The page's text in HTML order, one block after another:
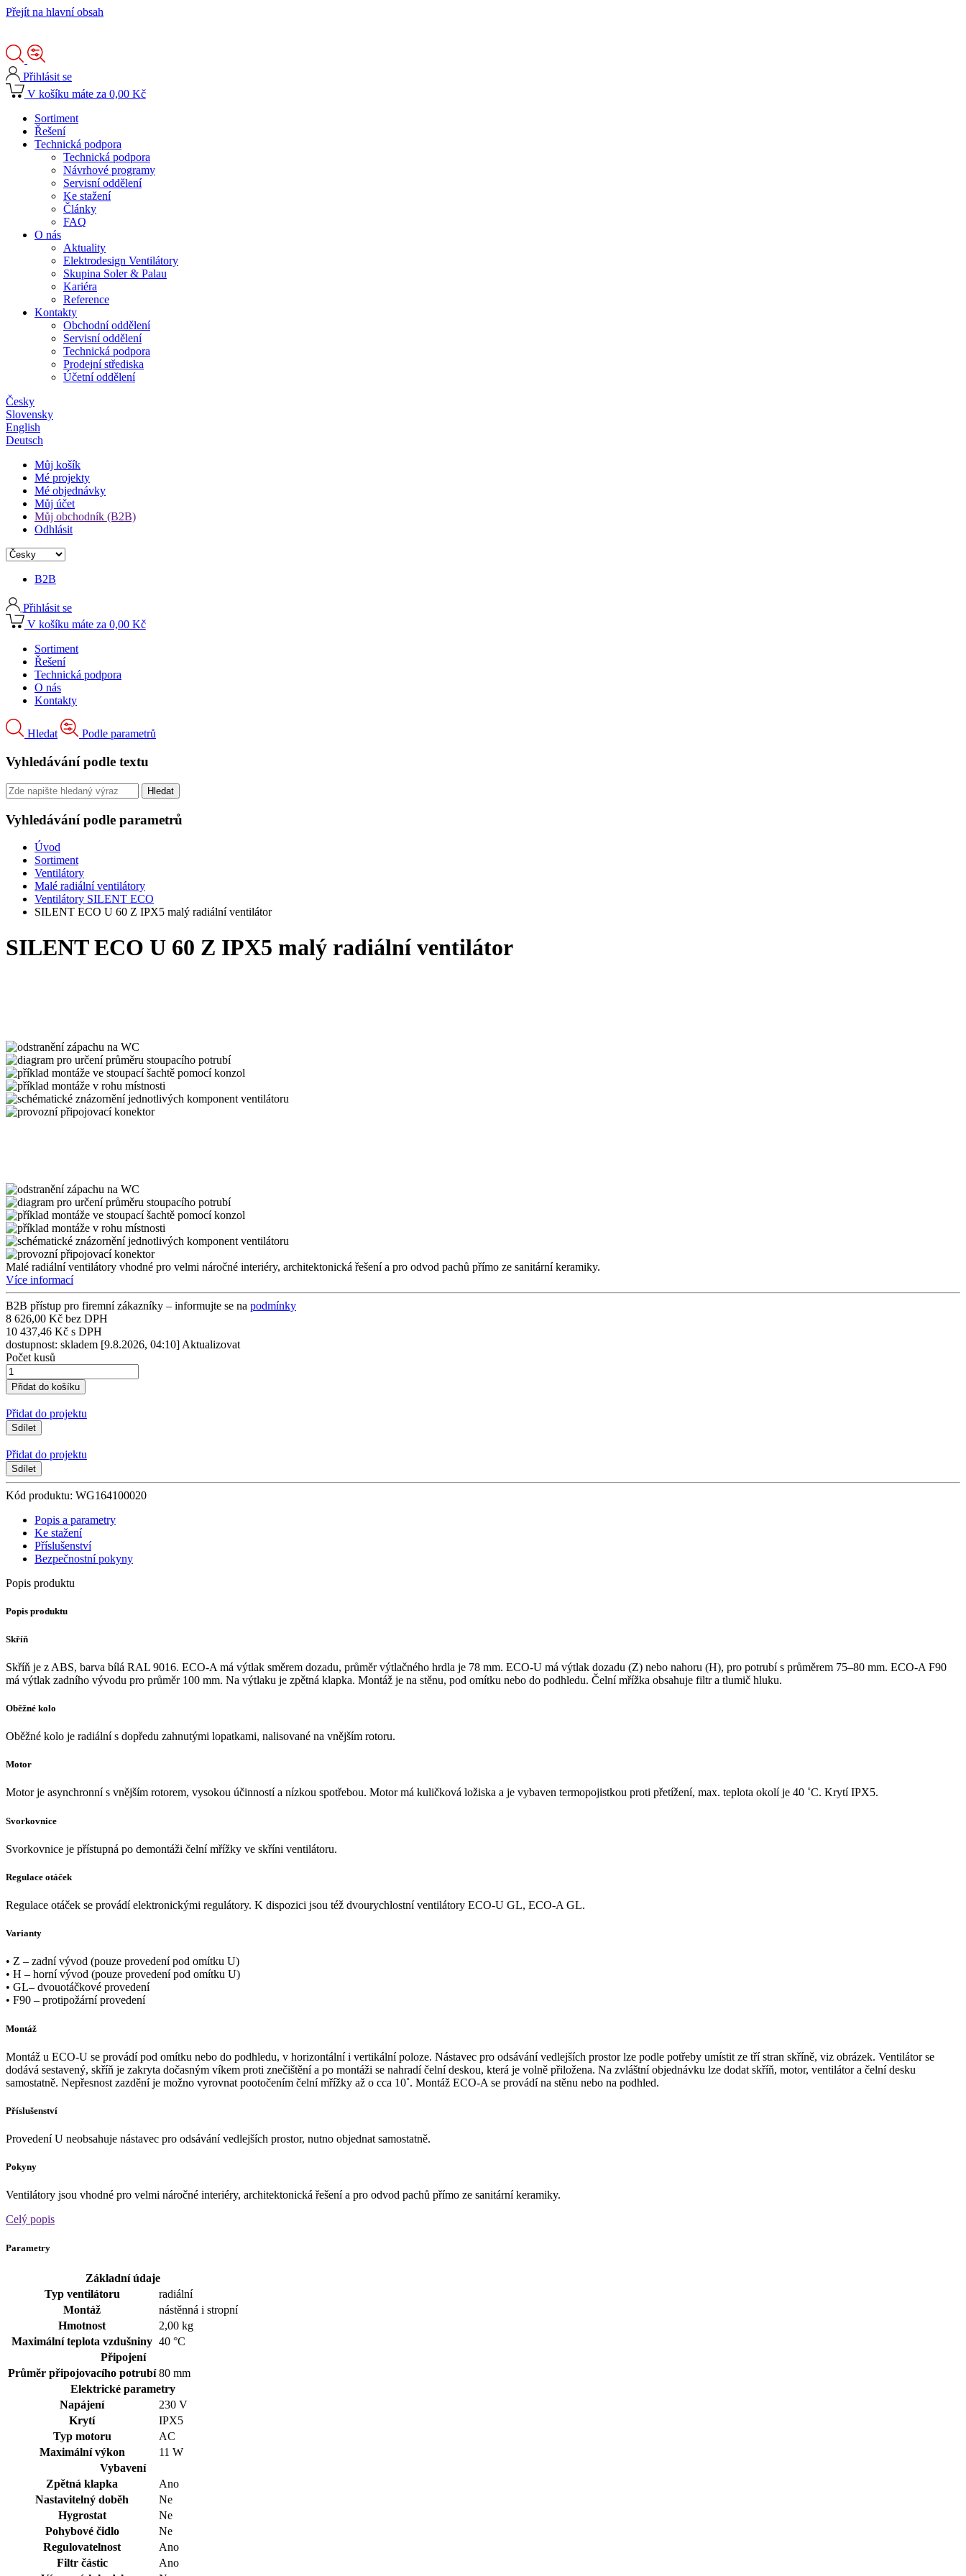
Přejít na hlavní obsah
Přihlásit se
V košíku máte za 0,00 Kč
Sortiment
Řešení
Technická podpora
Technická podpora
Návrhové programy
Servisní oddělení
Ke stažení
Články
FAQ
O nás
Aktuality
Elektrodesign Ventilátory
Skupina Soler & Palau
Kariéra
Reference
Kontakty
Obchodní oddělení
Servisní oddělení
Technická podpora
Prodejní střediska
Účetní oddělení
Česky
Slovensky
English
Deutsch
Můj košík
Mé projekty
Mé objednávky
Můj účet
Můj obchodník (B2B)
Odhlásit
B2B
Přihlásit se
V košíku máte za 0,00 Kč
Sortiment
Řešení
Technická podpora
O nás
Kontakty
Hledat Podle parametrů
Vyhledávání podle textu
Vyhledávání podle parametrů
Úvod
Sortiment
Ventilátory
Malé radiální ventilátory
Ventilátory SILENT ECO
SILENT ECO U 60 Z IPX5 malý radiální ventilátor
SILENT ECO U 60 Z IPX5 malý radiální ventilátor
Malé radiální ventilátory vhodné pro velmi náročné interiéry, architektonická řešení a pro odvod pachů přímo ze sanitární keramiky.
Více informací
B2B přístup pro firemní zákazníky – informujte se na podmínky
8 626,00 Kč bez DPH
10 437,46 Kč s DPH
dostupnost: skladem [9.8.2026, 04:10] Aktualizovat
Počet kusů
Přidat do projektu
Sdílet
Přidat do projektu
Sdílet
Kód produktu: WG164100020
Popis a parametry
Ke stažení
Příslušenství
Bezpečnostní pokyny
Popis produktu
Popis produktu
Skříň
Skříň je z ABS, barva bílá RAL 9016. ECO-A má výtlak směrem dozadu, průměr výtlačného hrdla je 78 mm. ECO-U má výtlak dozadu (Z) nebo nahoru (H), pro potrubí s průměrem 75–80 mm. ECO-A F90
má výtlak zadního vývodu pro průměr 100 mm. Na výtlaku je zpětná klapka. Montáž je na stěnu, pod omítku nebo do podhledu. Čelní mřížka obsahuje filtr a tlumič hluku.
Oběžné kolo
Oběžné kolo je radiální s dopředu zahnutými lopatkami, nalisované na vnějším rotoru.
Motor
Motor je asynchronní s vnějším rotorem, vysokou účinností a nízkou spotřebou. Motor má kuličková ložiska a je vybaven termopojistkou proti přetížení, max. teplota okolí je 40 ˚C. Krytí IPX5.
Svorkovnice
Svorkovnice je přístupná po demontáži čelní mřížky ve skříni ventilátoru.
Regulace otáček
Regulace otáček se provádí elektronickými regulátory. K dispozici jsou též dvourychlostní ventilátory ECO-U GL, ECO-A GL.
Varianty
• Z – zadní vývod (pouze provedení pod omítku U)
• H – horní vývod (pouze provedení pod omítku U)
• GL– dvouotáčkové provedení
• F90 – protipožární provedení
Montáž
Montáž u ECO-U se provádí pod omítku nebo do podhledu, v horizontální i vertikální poloze. Nástavec pro odsávání vedlejších prostor lze podle potřeby umístit ze tří stran skříně, viz obrázek. Ventilátor se
dodává sestavený, skříň je zakryta dočasným víkem proti znečištění a po montáži se nahradí čelní deskou, která je volně přiložena. Na zvláštní objednávku lze dodat skříň, motor, ventilátor a čelní desku
samostatně. Nepřesnost zazdění je možno vyrovnat pootočením čelní mřížky až o cca 10˚. Montáž ECO-A se provádí na stěnu nebo na podhled.
Příslušenství
Provedení U neobsahuje nástavec pro odsávání vedlejších prostor, nutno objednat samostatně.
Pokyny
Ventilátory jsou vhodné pro velmi náročné interiéry, architektonická řešení a pro odvod pachů přímo ze sanitární keramiky.
Celý popis
Parametry
Základní údaje
Typ ventilátoru
radiální
Montáž
nástěnná i stropní
Hmotnost
2,00 kg
Maximální teplota vzdušniny 40 °C
Připojení
Průměr připojovacího potrubí 80 mm
Elektrické parametry
Napájení
230 V
Krytí
IPX5
Typ motoru
AC
Maximální výkon
11 W
Vybavení
Zpětná klapka
Ano
Nastavitelný doběh
Ne
Hygrostat
Ne
Pohybové čidlo
Ne
Regulovatelnost
Ano
Filtr částic
Ano